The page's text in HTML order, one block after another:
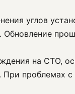
углов
Обновление
на СТО,
проблемах с